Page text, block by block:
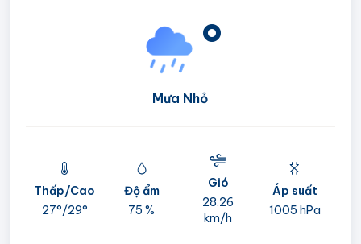
°
Mưa Nhỏ
Thấp/Cao
27°/29°
Độ ẩm
75 %
Gió
28.26
km/h
Áp suất
1005 hPa